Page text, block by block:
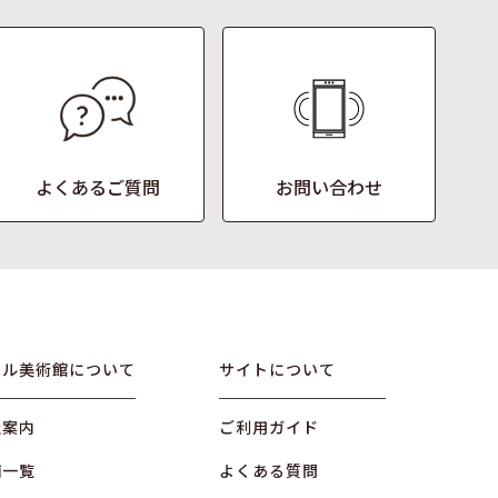
よくあるご質問 お問い合わせ
美術館について
内
覧
サイトについて
ご利用ガイド
よくある質問